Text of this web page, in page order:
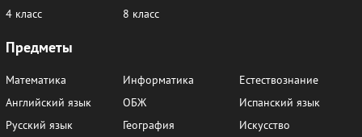
4 класс
8 класс
Предметы
Математика
Английский язык
Русский язык
Информатика
ОБЖ
География
Естествознание
Испанский язык
Искусство